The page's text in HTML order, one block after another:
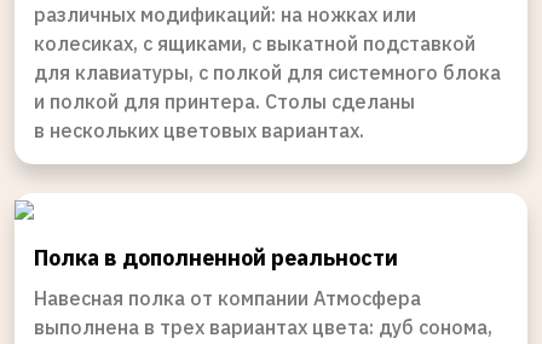
различных модификаций: на ножках или
колесиках, с ящиками, с выкатной подставкой
для клавиатуры, с полкой для системного блока
и полкой для принтера. Столы сделаны
в нескольких цветовых вариантах.
Полка в дополненной реальности
Навесная полка от компании Атмосфера
выполнена в трех вариантах цвета: дуб сонома,